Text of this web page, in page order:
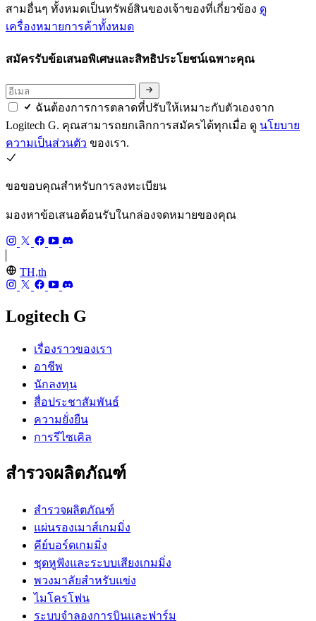
สามอื่นๆ ทั้งหมดเป็นทรัพย์สินของเจ้าของที่เกี่ยวข้อง ดู
เครื่องหมายการค้าทั้งหมด
สมัครรับข้อเสนอพิเศษและสิทธิประโยชน์เฉพาะคุณ
ฉันต้องการการตลาดที่ปรับให้เหมาะกับตัวเองจาก
Logitech G. คุณสามารถยกเลิกการสมัครได้ทุกเมื่อ ดู นโยบาย
ความเป็นส่วนตัว ของเรา.
ขอขอบคุณสำหรับการลงทะเบียน
มองหาข้อเสนอต้อนรับในกล่องจดหมายของคุณ
TH,th
Logitech G
เรื่องราวของเรา
อาชีพ
นักลงทุน
สื่อประชาสัมพันธ์
ความยั่งยืน
การรีไซเคิล
สำรวจผลิตภัณฑ์
สำรวจผลิตภัณฑ์
แผ่นรองเมาส์เกมมิ่ง
คีย์บอร์ดเกมมิ่ง
ชุดหูฟังและระบบเสียงเกมมิ่ง
พวงมาลัยสำหรับแข่ง
ไมโครโฟน
ระบบจำลองการบินและฟาร์ม